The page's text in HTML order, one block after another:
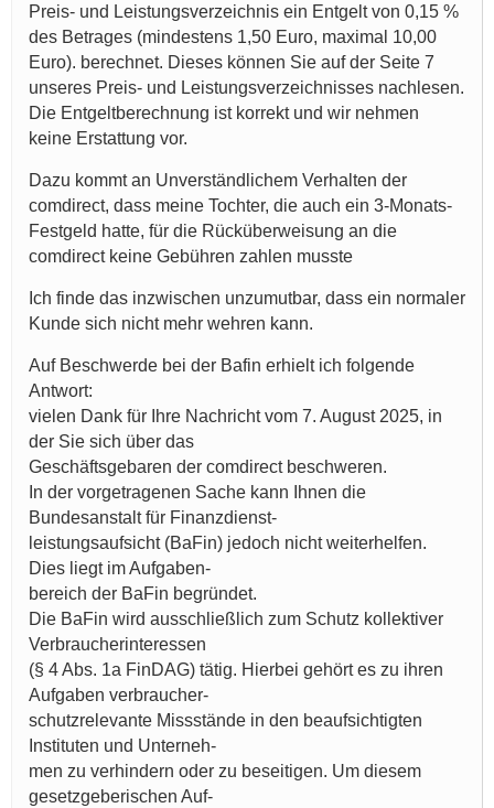
Preis- und Leistungsverzeichnis ein Entgelt von 0,15 %
des Betrages (mindestens 1,50 Euro, maximal 10,00
Euro). berechnet. Dieses können Sie auf der Seite 7
unseres Preis- und Leistungsverzeichnisses nachlesen.
Die Entgeltberechnung ist korrekt und wir nehmen
keine Erstattung vor.
Dazu kommt an Unverständlichem Verhalten der
comdirect, dass meine Tochter, die auch ein 3-Monats-
Festgeld hatte, für die Rücküberweisung an die
comdirect keine Gebühren zahlen musste
Ich finde das inzwischen unzumutbar, dass ein normaler
Kunde sich nicht mehr wehren kann.
Auf Beschwerde bei der Bafin erhielt ich folgende
Antwort:
vielen Dank für Ihre Nachricht vom 7. August 2025, in
der Sie sich über das
Geschäftsgebaren der comdirect beschweren.
In der vorgetragenen Sache kann Ihnen die
Bundesanstalt für Finanzdienst-
leistungsaufsicht (BaFin) jedoch nicht weiterhelfen.
Dies liegt im Aufgaben-
bereich der BaFin begründet.
Die BaFin wird ausschließlich zum Schutz kollektiver
Verbraucherinteressen
(§ 4 Abs. 1a FinDAG) tätig. Hierbei gehört es zu ihren
Aufgaben verbraucher-
schutzrelevante Missstände in den beaufsichtigten
Instituten und Unterneh-
men zu verhindern oder zu beseitigen. Um diesem
gesetzgeberischen Auf-